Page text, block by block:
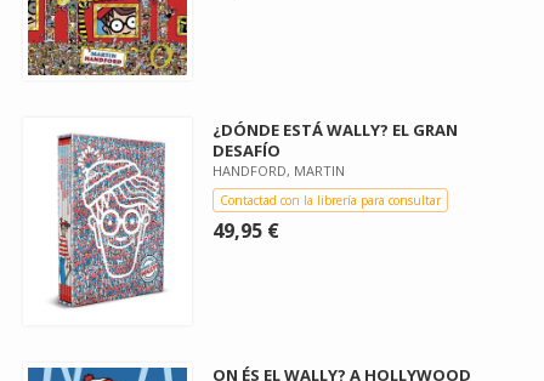
¿DÓNDE ESTÁ WALLY? EL GRAN
DESAFÍO
HANDFORD, MARTIN
Contactad con la librería para consultar
49,95 €
ON ÉS EL WALLY? A HOLLYWOOD